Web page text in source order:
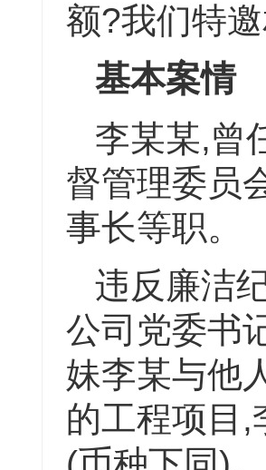
额?我们特
基本案情
李某某,曾
督管理委员
事长等职。
违反廉洁
公司党委书
妹李某与他
的工程项目,